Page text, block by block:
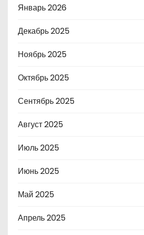
Январь 2026
Декабрь 2025
Ноябрь 2025
Октябрь 2025
Сентябрь 2025
Август 2025
Июль 2025
Июнь 2025
Май 2025
Апрель 2025